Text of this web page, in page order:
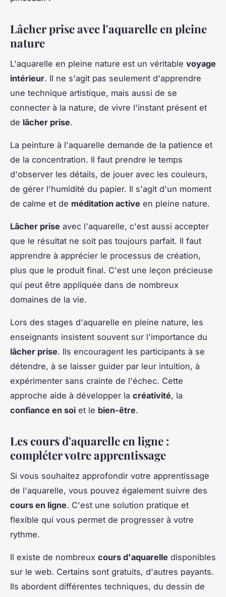
Lâcher prise avec l'aquarelle en pleine
nature
L'aquarelle en pleine nature est un véritable voyage
intérieur. Il ne s'agit pas seulement d'apprendre
une technique artistique, mais aussi de se
connecter à la nature, de vivre l'instant présent et
de lâcher prise.
La peinture à l'aquarelle demande de la patience et
de la concentration. Il faut prendre le temps
d'observer les détails, de jouer avec les couleurs,
de gérer l'humidité du papier. Il s'agit d'un moment
de calme et de méditation active en pleine nature.
Lâcher prise avec l'aquarelle, c'est aussi accepter
que le résultat ne soit pas toujours parfait. Il faut
apprendre à apprécier le processus de création,
plus que le produit final. C'est une leçon précieuse
qui peut être appliquée dans de nombreux
domaines de la vie.
Lors des stages d'aquarelle en pleine nature, les
enseignants insistent souvent sur l'importance du
lâcher prise. Ils encouragent les participants à se
détendre, à se laisser guider par leur intuition, à
expérimenter sans crainte de l'échec. Cette
approche aide à développer la créativité, la
confiance en soi et le bien-être.
Les cours d'aquarelle en ligne :
compléter votre apprentissage
Si vous souhaitez approfondir votre apprentissage
de l'aquarelle, vous pouvez également suivre des
cours en ligne. C'est une solution pratique et
flexible qui vous permet de progresser à votre
rythme.
Il existe de nombreux cours d'aquarelle disponibles
sur le web. Certains sont gratuits, d'autres payants.
Ils abordent différentes techniques, du dessin de